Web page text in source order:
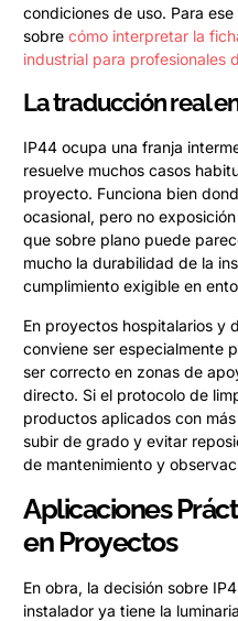
condiciones de uso. Para
sobre cómo interpretar la
industrial para profesionales
La traducción real
IP44 ocupa una franja
resuelve muchos casos
proyecto. Funciona bien
ocasional, pero no
que sobre plano puede
mucho la durabilidad de la
cumplimiento exigible en
En proyectos hospitalarios y
conviene ser especialmente
ser correcto en zonas de
directo. Si el protocolo de
productos aplicados con
subir de grado y evitar
de mantenimiento y
Aplicaciones
en Proyectos
En obra, la decisión sobre
instalador ya tiene la